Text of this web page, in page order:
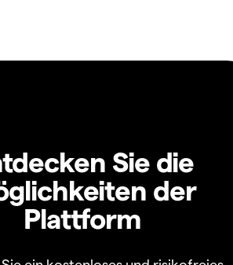
Sie die
der
Plattform